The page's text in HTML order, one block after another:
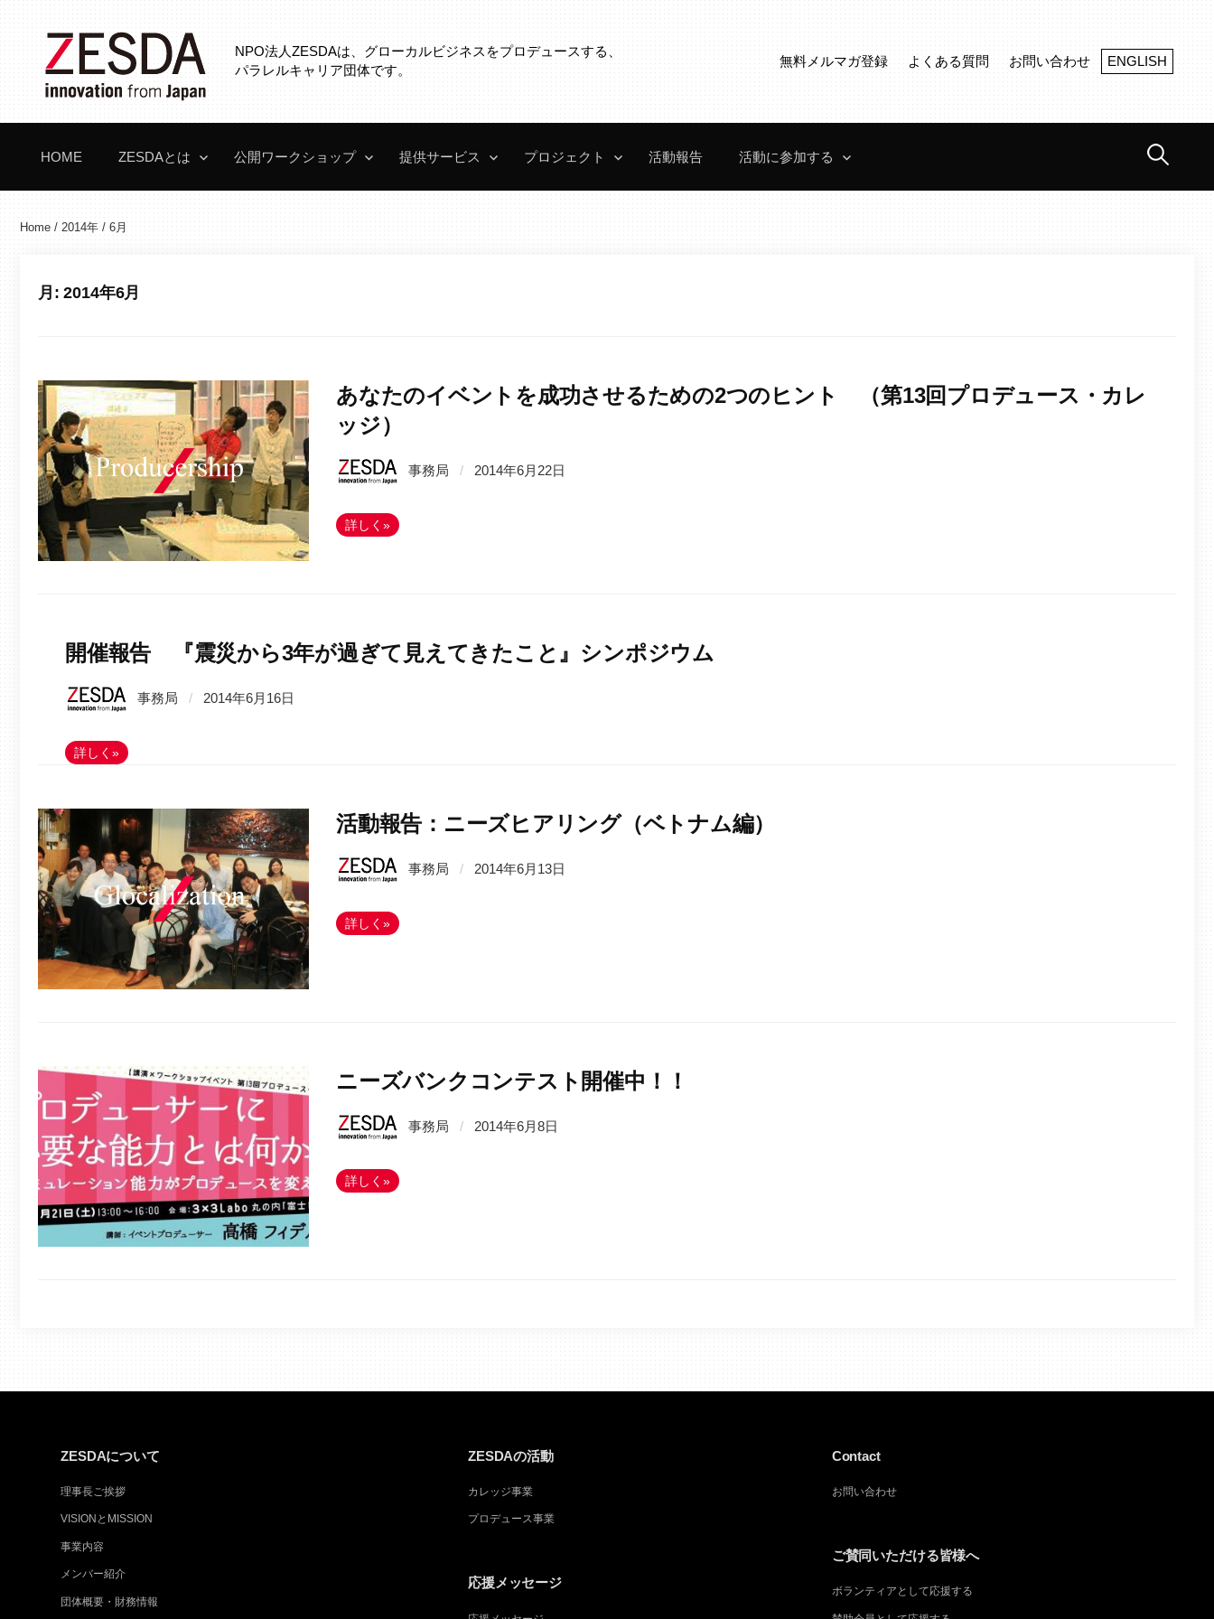
コ
ン
テ
ン
ツ
ッ
プ
NPO法人ZESDAは、グローカルビジネスをプロデュースする、
パラレルキャリア団体です。
無料メルマガ登録 よくある質問 お問い合わせ ENGLISH
HOME ZESDAとは 公開ワークショップ 提供サービス プロジェクト 活動報告 活動に参加する 検
索:
Home /2014年/6月
月:2014年6月
あなたのイベントを成功させるための2つのヒント （第13回プロデュース・カレ
ッジ）
事務局 / 2014年6月22日
詳しく»
開催報告 『震災から3年が過ぎて見えてきたこと』シンポジウム
事務局 / 2014年6月16日
詳しく»
活動報告：ニーズヒアリング（ベトナム編）
事務局 / 2014年6月13日
詳しく»
ニーズバンクコンテスト開催中！！
事務局 / 2014年6月8日
詳しく»
ZESDAについて
理事長ご挨拶
VISIONとMISSION
事業内容
メンバー紹介
団体概要・財務情報
ZESDAの活動
カレッジ事業
プロデュース事業
応援メッセージ
Contact
お問い合わせ
ご賛同いただける皆様へ
ボランティアとして応援する